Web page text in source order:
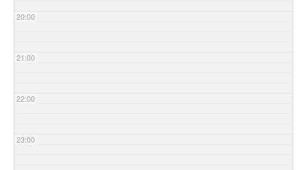
20:00
21:00
22:00
23:00